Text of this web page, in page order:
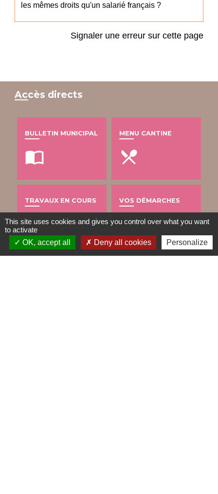
les mêmes droits qu'un salarié français ?
Signaler une erreur sur cette page
Accès directs
BULLETIN MUNICIPAL
import_contacts
MENU CANTINE
local_dining
TRAVAUX EN COURS
build
VOS DÉMARCHES
account_balance
This site uses cookies and gives you control over what you want
to activate
OK, accept all
Deny all cookies Personalize